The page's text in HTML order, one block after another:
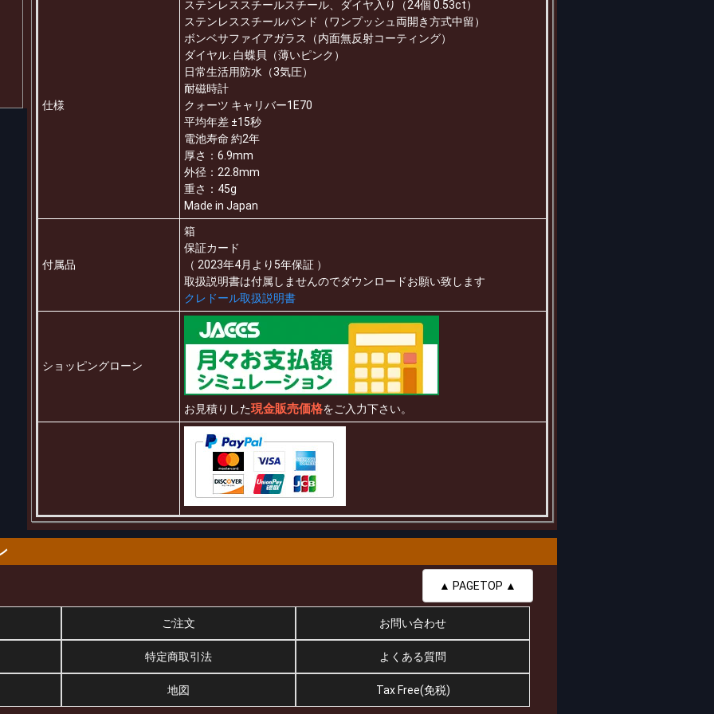
仕様
ステンレススチールスチール、ダイヤ入り（24個 0.53ct）
ステンレススチールバンド（ワンプッシュ両開き方式中留）
ボンベサファイアガラス（内面無反射コーティング）
ダイヤル: 白蝶貝（薄いピンク）
日常生活用防水（3気圧）
耐磁時計
クォーツ キャリバー1E70
平均年差 ±15秒
電池寿命 約2年
厚さ：6.9mm
外径：22.8mm
重さ：45g
Made in Japan
付属品
箱
保証カード
（ 2023年4月より5年保証 ）
取扱説明書は付属しませんのでダウンロードお願い致します
クレドール取扱説明書
ショッピングローン
お見積りした現金販売価格をご入力下さい。
▲ PAGETOP ▲
ご注文 お問い合わせ
特定商取引法 よくある質問
地図 Tax Free(免税)